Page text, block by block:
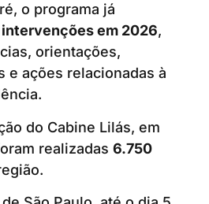
o programa já
em 2026,
orientações,
e ações relacionadas à
do Cabine Lilás, em
realizadas 6.750